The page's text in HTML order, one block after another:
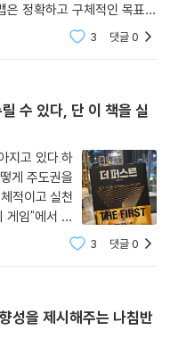
는 단지 부자가 되는 법을 말
대로 유나바머는 경제적 부
주의적 사고를 기르는 1단
가 일관되게 강조하는 인생
나의 일, 시간, 자산, 사람을
인생의 성공을 판가름하는 결
머는 ‘단독자’라고 칭한다. 그
행동으로 대중이 보지 못하
선택을 할 수 있는 자본과
정확하고 구체적인 목표를
상 위에 붙여 두었어요. 이제
3 댓글0
수 있다, 단 이 책을 실
지고 있다.하
게 주도권을
적이고 실천
게임"에서 무
기 위해 저자
3 댓글0
성을 제시해주는 나침반